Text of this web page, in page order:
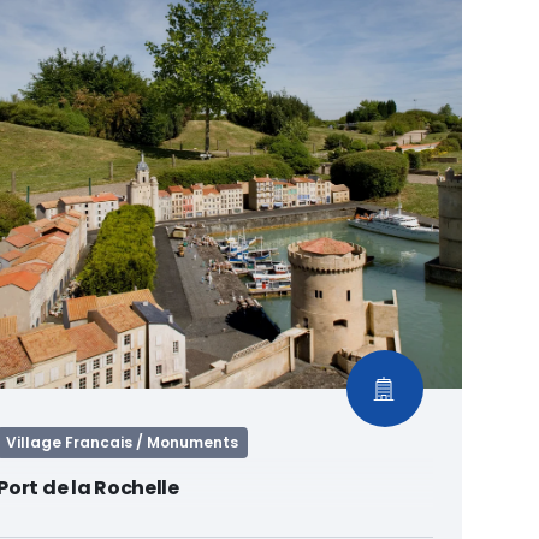
Village Francais / Monuments
de la Rochelle